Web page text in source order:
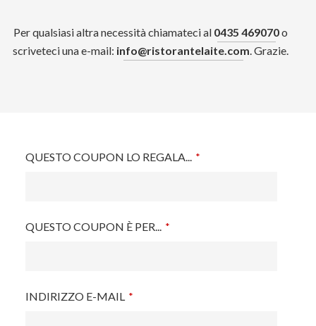
Per qualsiasi altra necessità chiamateci al 0435 469070o
scriveteci una e-mail: info@ristorantelaite.com. Grazie.
QUESTO COUPON LO REGALA... *
QUESTO COUPON È PER... *
INDIRIZZO E-MAIL *